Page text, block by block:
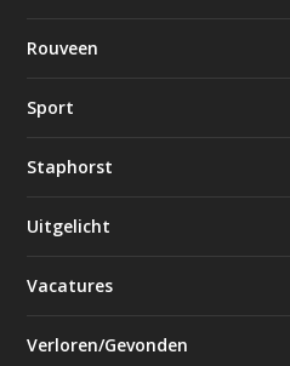
Rouveen
Sport
Staphorst
Uitgelicht
Vacatures
Verloren/Gevonden